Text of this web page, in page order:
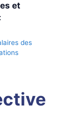
et
des